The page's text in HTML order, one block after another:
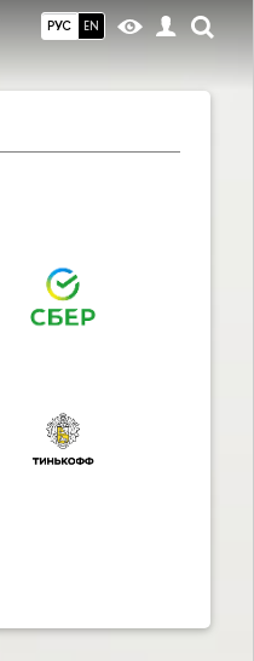
РУС EN